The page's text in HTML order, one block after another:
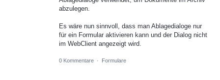
abzulegen.
Es wäre nun sinnvoll, dass man Ablagedialoge nur
für ein Formular aktivieren kann und der Dialog nicht
im WebClient angezeigt wird.
0 Kommentare · Formulare